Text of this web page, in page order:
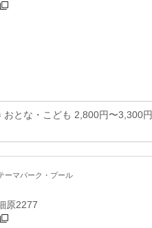
おとな・こども 2,800円〜3,300円
ーマパーク・プール
原2277